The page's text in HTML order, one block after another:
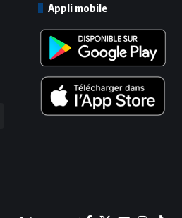
Appli mobile